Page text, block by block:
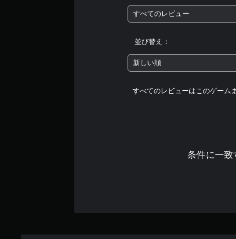
すべてのレビュー
並び替え：
新しい順
すべてのレビューはこのゲーム
条件に一致